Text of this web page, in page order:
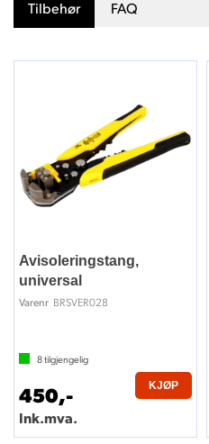
Tilbehør FAQ
Avisoleringstang,
universal
Varenr BRSVER028
8tilgjengelig
450,-
Ink.mva.
KJØP